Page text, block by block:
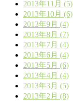
2013年11月 (5)
2013年10月 (6)
2013年9月 (4)
2013年8月 (7)
2013年7月 (4)
2013年6月 (4)
2013年5月 (6)
2013年4月 (4)
2013年3月 (5)
2013年2月 (8)